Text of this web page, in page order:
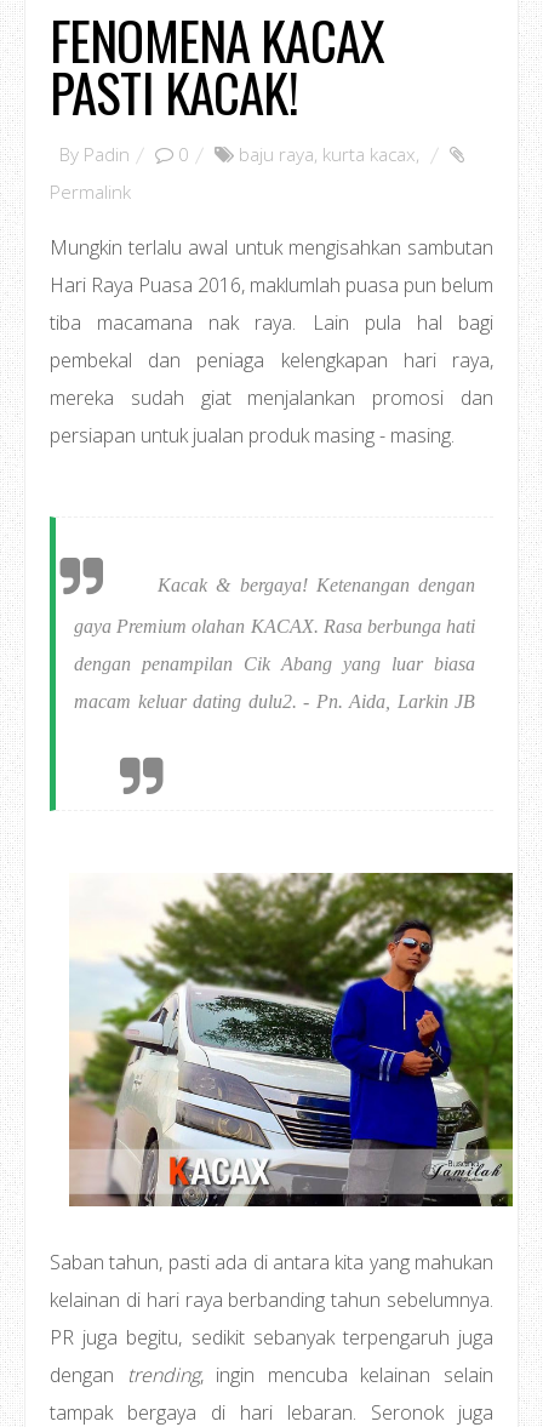
FENOMENA KACAX
PASTI KACAK!
By Padin 0 baju raya, kurta kacax,
Permalink
Mungkin terlalu awal untuk mengisahkan sambutan
Hari Raya Puasa 2016, maklumlah puasa pun belum
tiba macamana nak raya. Lain pula hal bagi
pembekal dan peniaga kelengkapan hari raya,
mereka sudah giat menjalankan promosi dan
persiapan untuk jualan produk masing - masing.
Kacak & bergaya! Ketenangan dengan
gaya Premium olahan KACAX. Rasa berbunga hati
dengan penampilan Cik Abang yang luar biasa
macam keluar dating dulu2. - Pn. Aida, Larkin JB
Saban tahun, pasti ada di antara kita yang mahukan
kelainan di hari raya berbanding tahun sebelumnya.
PR juga begitu, sedikit sebanyak terpengaruh juga
dengan
trending, ingin mencuba kelainan selain
tampak bergaya di hari lebaran. Seronok juga